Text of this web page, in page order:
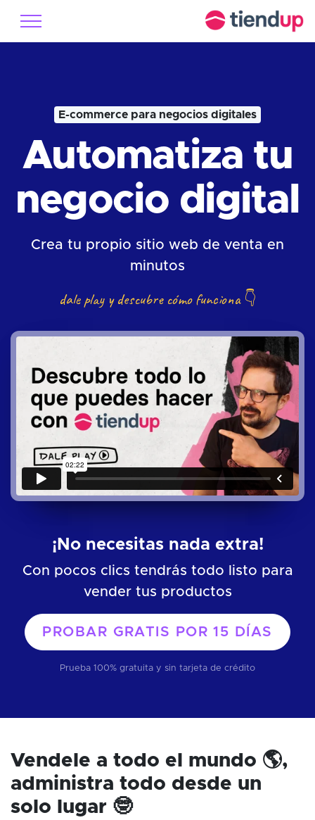
E-commerce para negocios digitales
Automatiza tu
negocio digital
Crea tu propio sitio web de venta en
minutos
dale play y descubre cómo funciona 👇
¡No necesitas nada extra!
Con pocos clics tendrás todo listo para
vender tus productos
PROBAR GRATIS POR15 DÍAS
Prueba 100% gratuita y sin tarjeta de crédito
Vendele a todo el mundo 🌎,
administra todo desde un
solo lugar 🤓